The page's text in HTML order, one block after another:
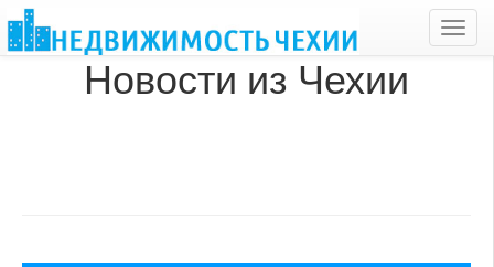
Новости из Чехии